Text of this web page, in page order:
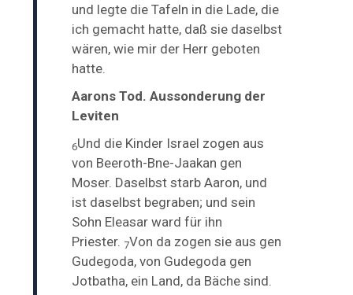
und legte die Tafeln in die Lade, die
ich gemacht hatte, daß sie daselbst
wären, wie mir der Herr geboten
hatte.
Aarons Tod. Aussonderung der
Leviten
6Und die Kinder Israel zogen aus
von Beeroth-Bne-Jaakan gen
Moser. Daselbst starbAaron, und
ist daselbst begraben; und sein
Sohn Eleasar ward für ihn
Priester. 7Von da zogen sie aus gen
Gudegoda, von Gudegoda gen
Jotbatha, ein Land, da Bäche sind.